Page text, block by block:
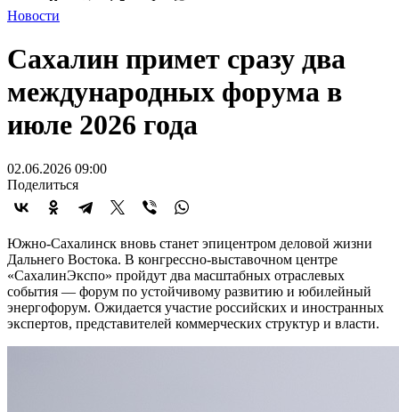
Новости
Сахалин примет сразу два
международных форума в
июле 2026 года
02.06.2026 09:00
Поделиться
Южно-Сахалинск вновь станет эпицентром деловой жизни
Дальнего Востока. В конгрессно-выставочном центре
«СахалинЭкспо» пройдут два масштабных отраслевых
события — форум по устойчивому развитию и юбилейный
энергофорум. Ожидается участие российских и иностранных
экспертов, представителей коммерческих структур и власти.